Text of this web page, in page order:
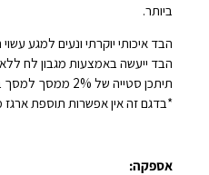
ביותר.
הבד איכותי יוקרתי ונעים למגע עשוי
הבד ייעשה באמצעות מגבון לח ללא
תיתכן סטייה של 2% ממסך למסך בגוון הבד שבתמונה.
*בדגם זה אין אפשרות תוספת ארגז
אספקה: